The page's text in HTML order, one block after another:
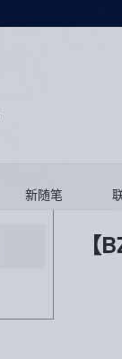
新随笔
【